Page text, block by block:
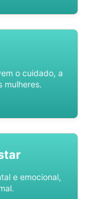
o cuidado, a
mulheres.
e emocional,